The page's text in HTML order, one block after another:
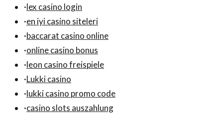
·lex casino login
·en iyi casino siteleri
·baccarat casino online
·online casino bonus
·leon casino freispiele
·Lukki casino
·lukki casino promo code
·casino slots auszahlung